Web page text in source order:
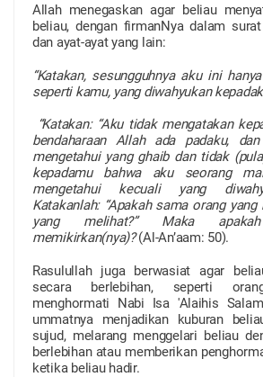
Allah menegaskan agar beliau
beliau, dengan firmanNya dalam
dan ayat-ayat yang lain:
“Katakan, sesungguhnya aku ini
seperti kamu, yang diwahyukan
“Katakan: “Aku tidak mengatakan
bendaharaan Allah ada padaku,
mengetahui yang ghaib dan tidak
kepadamu bahwa aku seorang
mengetahui kecuali yang
Katakanlah: “Apakah sama orang
yang melihat?” Maka
memikirkan(nya)?(Al-An’aam: 50).
Rasulullah juga berwasiat agar
secara berlebihan, seperti
menghormati Nabi Isa 'Alaihis
ummatnya menjadikan kuburan
sujud, melarang menggelari beliau
berlebihan atau memberikan
ketika beliau hadir.